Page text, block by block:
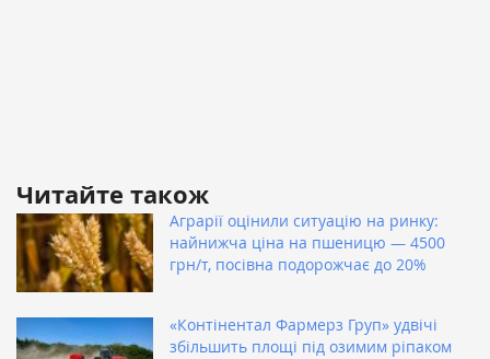
Читайте також
Аграрії оцінили ситуацію на ринку:
найнижча ціна на пшеницю — 4500
грн/т, посівна подорожчає до 20%
«Контінентал Фармерз Груп» удвічі
збільшить площі під озимим ріпаком